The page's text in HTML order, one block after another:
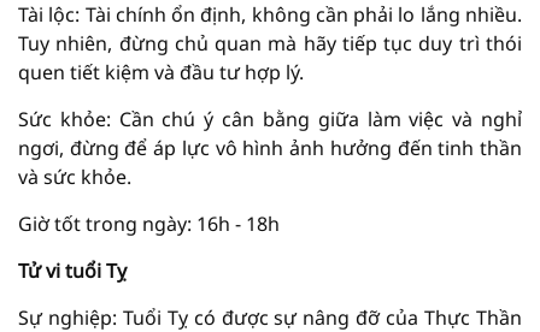
Tài lộc: Tài chính ổn định, không cần phải lo lắng nhiều.
Tuy nhiên, đừng chủ quan mà hãy tiếp tục duy trì thói
quen tiết kiệm và đầu tư hợp lý.
Sức khỏe: Cần chú ý cân bằng giữa làm việc và nghỉ
ngơi, đừng để áp lực vô hình ảnh hưởng đến tinh thần
và sức khỏe.
Giờ tốt trong ngày: 16h - 18h
Tử vi tuổi Tỵ
Sự nghiệp: Tuổi Tỵ có được sự nâng đỡ của Thực Thần